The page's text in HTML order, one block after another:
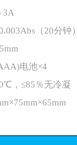
3A
（20分钟）
电池×4
，≤85％无冷凝